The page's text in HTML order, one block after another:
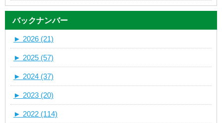
バックナンバー
► 2026 (21)
► 2025 (57)
► 2024 (37)
► 2023 (20)
► 2022 (114)